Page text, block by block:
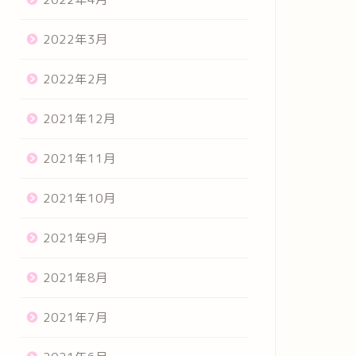
2022年3月
2022年2月
2021年12月
2021年11月
2021年10月
2021年9月
2021年8月
2021年7月